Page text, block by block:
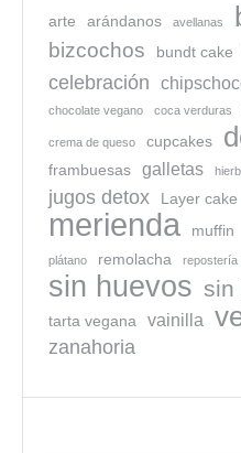
arte arándanos avellanas
bizcochos bundt cake
celebración
chocolate vegano coca verduras
crema de queso cupcakes
frambuesas
galletas
jugos detox Layer cake
merienda muffin
plátano remolacha repostería
sin huevos sin
tarta vegana vainilla
zanahoria